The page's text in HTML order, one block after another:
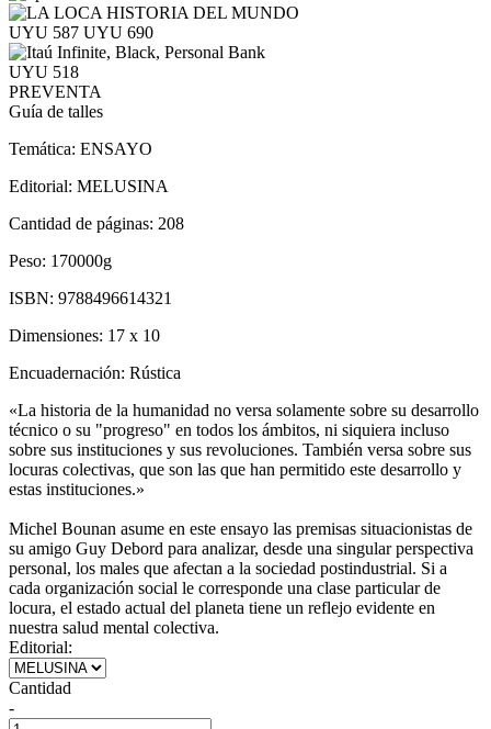
UYU 587 UYU 690
UYU 518
PREVENTA
Guía de talles
Temática: ENSAYO
Editorial: MELUSINA
Cantidad de páginas: 208
Peso: 170000g
ISBN: 9788496614321
Dimensiones: 17 x 10
Encuadernación: Rústica
«La historia de la humanidad no versa solamente sobre su desarrollo
técnico o su "progreso" en todos los ámbitos, ni siquiera incluso
sobre sus instituciones y sus revoluciones. También versa sobre sus
locuras colectivas, que son las que han permitido este desarrollo y
estas instituciones.»
Michel Bounan asume en este ensayo las premisas situacionistas de
su amigo Guy Debord para analizar, desde una singular perspectiva
personal, los males que afectan a la sociedad postindustrial. Si a
cada organización social le corresponde una clase particular de
locura, el estado actual del planeta tiene un reflejo evidente en
nuestra salud mental colectiva.
Editorial:
Cantidad
-